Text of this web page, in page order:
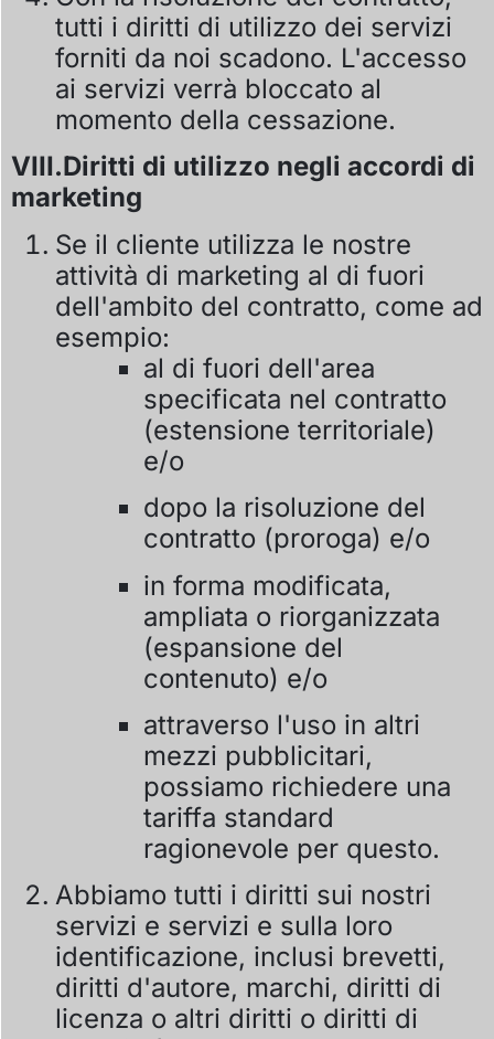
tutti i diritti di utilizzo dei servizi
forniti da noi scadono. L'accesso
ai servizi verrà bloccato al
momento della cessazione.
VIII.Diritti di utilizzo negli accordi di
marketing
Se il cliente utilizza le nostre
attività di marketing al di fuori
dell'ambito del contratto, come ad
esempio:
al di fuori dell'area
specificata nel contratto
(estensione territoriale)
e/o
dopo la risoluzione del
contratto (proroga) e/o
in forma modificata,
ampliata o riorganizzata
(espansione del
contenuto) e/o
attraverso l'uso in altri
mezzi pubblicitari,
possiamo richiedere una
tariffa standard
ragionevole per questo.
Abbiamo tutti i diritti sui nostri
servizi e servizi e sulla loro
identificazione, inclusi brevetti,
diritti d'autore, marchi, diritti di
licenza o altri diritti o diritti di